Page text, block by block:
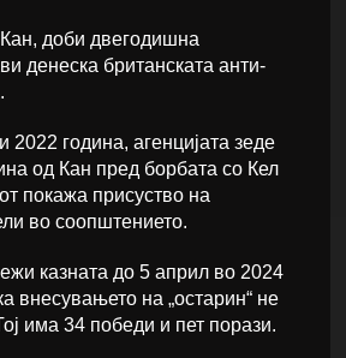
доби двегодишна
денеска британската анти-
2022 година, агенцијата зеде
од Кан пред борбата со Кел
покажа присуство на
во соопштението.
казната до 5 април во 2024
внесувањето на „остарин“ не
има 34 победи и пет порази.